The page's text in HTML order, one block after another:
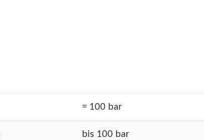
= 100 bar
bis 100 bar